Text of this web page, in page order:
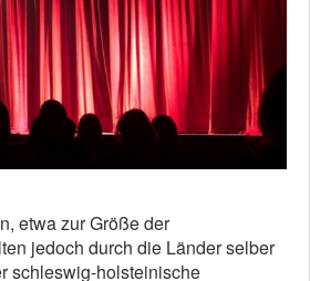
etwa zur Größe der
jedoch durch die Länder selber
schleswig-holsteinische